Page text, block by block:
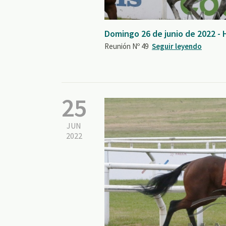
Domingo 26 de junio de 2022 -
Reunión Nº 49 Seguir leyendo
25
JUN
2022